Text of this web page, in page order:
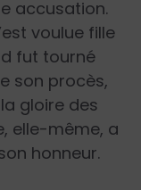
accusation.
voulue fille
fut tourné
son procès,
gloire des
elle-même, a
honneur.